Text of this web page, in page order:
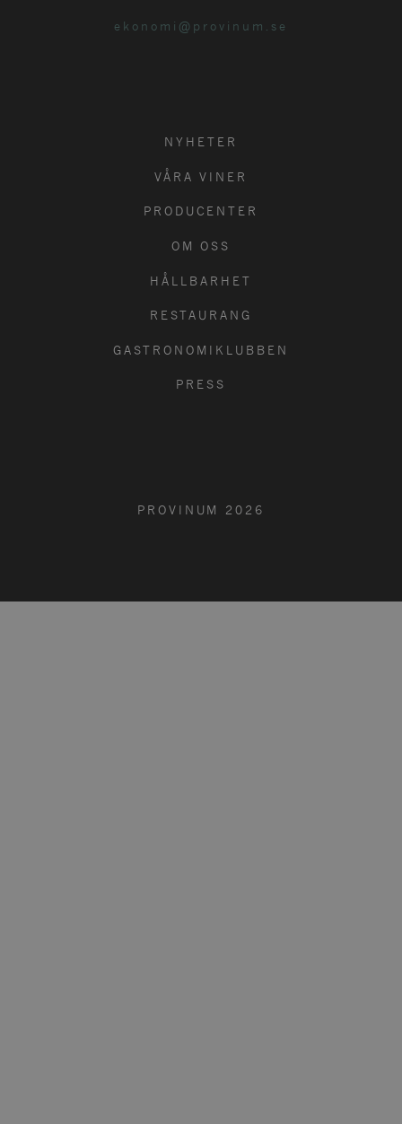
ekonomi@provinum.se
NYHETER
VÅRA VINER
PRODUCENTER
OM OSS
HÅLLBARHET
RESTAURANG
GASTRONOMIKLUBBEN
PRESS
PROVINUM 2026